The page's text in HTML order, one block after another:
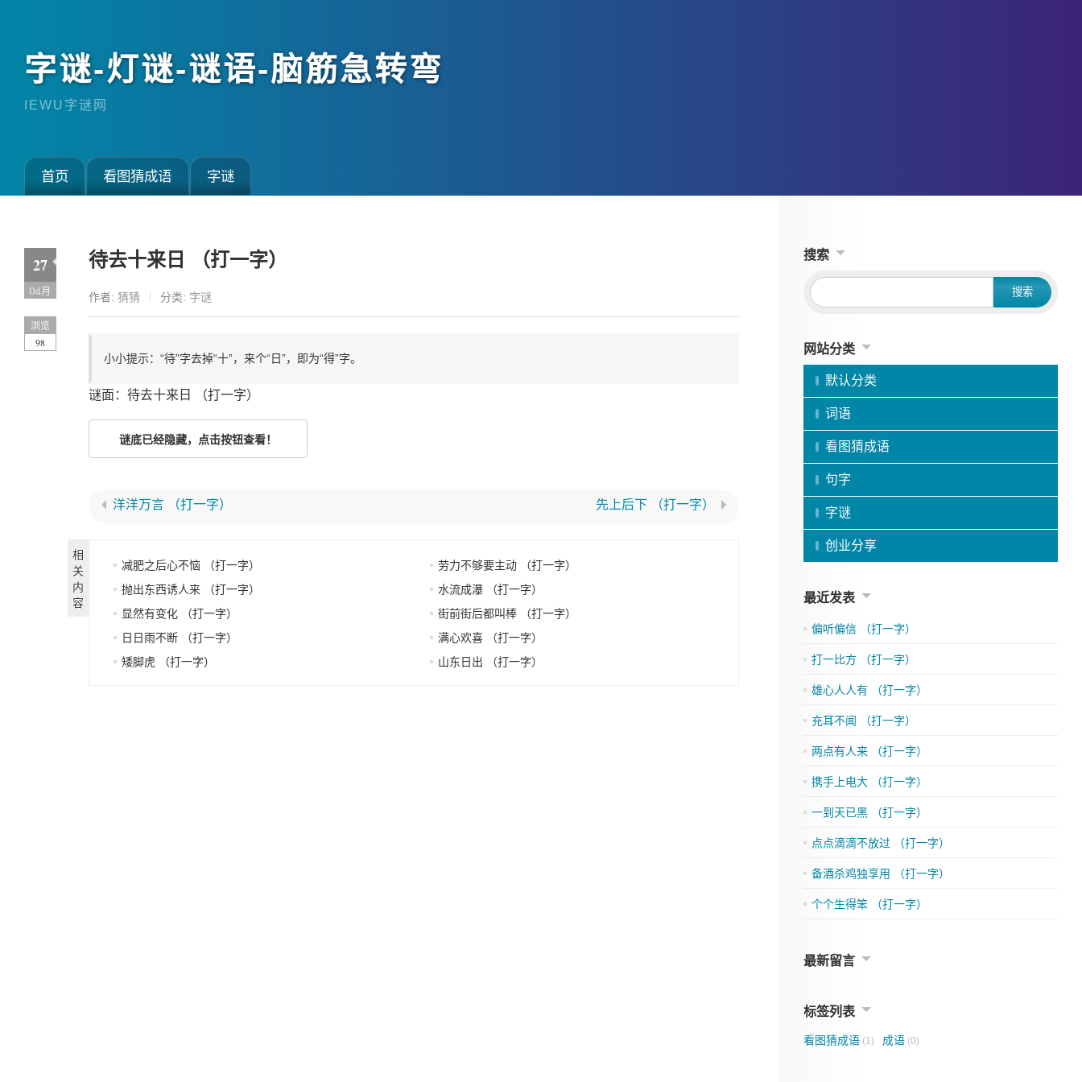
字谜-灯谜-谜语-脑筋急转弯
IEWU字谜网
首页 看图猜成语 字谜
待去十来日 （打一字）
作者: 猜猜 分类: 字谜
小小提示：“待”字去掉“十”，来个“日”，即为“得”字。
谜面：待去十来日 （打一字）
谜底已经隐藏，点击按钮查看！
27
04月
浏览
98
洋洋万言 （打一字） 先上后下 （打一字）
相
关
内
容
减肥之后心不恼 （打一字）
劳力不够要主动 （打一字）
抛出东西诱人来 （打一字）
水流成瀑 （打一字）
显然有变化 （打一字）
街前街后都叫棒 （打一字）
日日雨不断 （打一字）
满心欢喜 （打一字）
矮脚虎 （打一字）
山东日出 （打一字）
搜索
网站分类
默认分类
词语
看图猜成语
句字
字谜
创业分享
最近发表
偏听偏信 （打一字）
打一比方 （打一字）
雄心人人有 （打一字）
充耳不闻 （打一字）
两点有人来 （打一字）
携手上电大 （打一字）
一到天已黑 （打一字）
点点滴滴不放过 （打一字）
备酒杀鸡独享用 （打一字）
个个生得笨 （打一字）
最新留言
标签列表
看图猜成语(1) 成语(0)